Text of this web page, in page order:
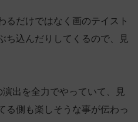
るだけではなく画のテイスト
ち込んだりしてくるので、見
演出を全力でやっていて、見
る側も楽しそうな事が伝わっ